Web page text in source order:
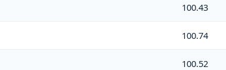
100.43
100.74
100.52